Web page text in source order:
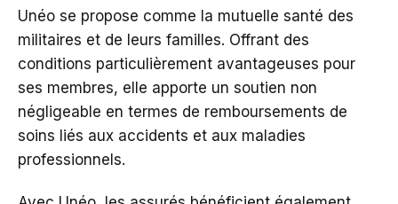
Unéo se propose comme la mutuelle santé des
militaires et de leurs familles. Offrant des
conditions particulièrement avantageuses pour
ses membres, elle apporte un soutien non
négligeable en termes de remboursements de
soins liés aux accidents et aux maladies
professionnels.